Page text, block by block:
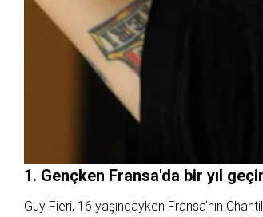
1. Gençken Fransa'da bir yıl
Guy Fieri, 16 yaşındayken Fransa'nın